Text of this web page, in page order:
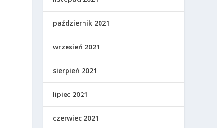
październik 2021
wrzesień 2021
sierpień 2021
lipiec 2021
czerwiec 2021